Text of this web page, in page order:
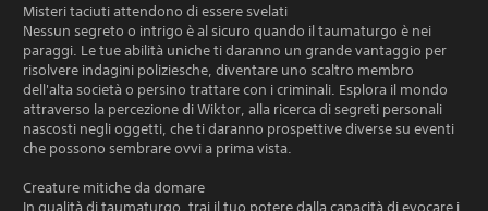
Misteri taciuti attendono di essere svelati
Nessun segreto o intrigo è al sicuro quando il taumaturgo è nei
paraggi. Le tue abilità uniche ti daranno un grande vantaggio per
risolvere indagini poliziesche, diventare uno scaltro membro
dell'alta società o persino trattare con i criminali. Esplora il mondo
attraverso la percezione di Wiktor, alla ricerca di segreti personali
nascosti negli oggetti, che ti daranno prospettive diverse su eventi
che possono sembrare ovvi a prima vista.
Creature mitiche da domare
In qualità di taumaturgo, trai il tuo potere dalla capacità di evocare i